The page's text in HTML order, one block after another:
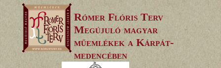
to
content
Rómer Flóris Terv
Megújuló magyar
műemlékek a Kárpát-
medencében